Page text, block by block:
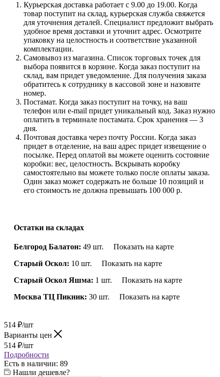
Курьерская доставка работает с 9.00 до 19.00. Когда
товар поступит на склад, курьерская служба свяжется
для уточнения деталей. Специалист предложит выбрать
удобное время доставки и уточнит адрес. Осмотрите
упаковку на целостность и соответствие указанной
комплектации.
Самовывоз из магазина. Список торговых точек для
выбора появится в корзине. Когда заказ поступит на
склад, вам придет уведомление. Для получения заказа
обратитесь к сотруднику в кассовой зоне и назовите
номер.
Постамат. Когда заказ поступит на точку, на ваш
телефон или e-mail придет уникальный код. Заказ нужно
оплатить в терминале постамата. Срок хранения — 3
дня.
Почтовая доставка через почту России. Когда заказ
придет в отделение, на ваш адрес придет извещение о
посылке. Перед оплатой вы можете оценить состояние
коробки: вес, целостность. Вскрывать коробку
самостоятельно вы можете только после оплаты заказа.
Один заказ может содержать не больше 10 позиций и
его стоимость не должна превышать 100 000 р.
Остатки на складах
Белгород Балатон: 49 шт.
Показать на карте
Старый Оскол: 10 шт.
Показать на карте
Старый Оскол Яшма: 1 шт.
Показать на карте
Москва ТЦ Пикник: 30 шт. Показать на карте
514 ₽/шт
Варианты цен
514 ₽/шт
Подробности
Есть в наличии: 89
Нашли дешевле?